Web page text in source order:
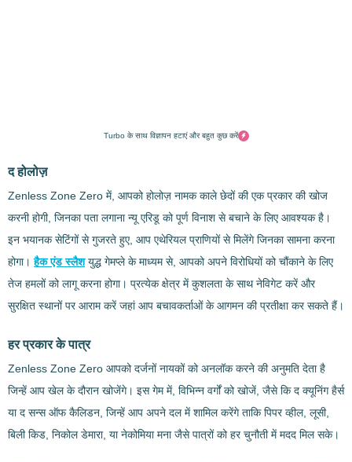
Turbo के साथ विज्ञापन हटाएं और बहुत कुछ करें
द होलोज़
Zenless Zone Zero में, आपको होलोज़ नामक काले छेदों की एक प्रकार की खोज
करनी होगी, जिनका पता लगाना न्यू एरिडू को पूर्ण विनाश से बचाने के लिए आवश्यक है।
इन भयानक सेटिंगों से गुजरते हुए, आप एथेरियल प्राणियों से मिलेंगे जिनका सामना करना
होगा।हैक एंड स्लैशयुद्ध गेमप्ले के माध्यम से, आपको अपने विरोधियों को चौंकाने के लिए
तेज हमलों को लागू करना होगा। प्रत्येक क्षेत्र में कुशलता के साथ नेविगेट करें और
सुरक्षित स्थानों पर आराम करें जहां आप बचावकर्ताओं के आगमन की प्रतीक्षा कर सकते हैं।
हर प्रकार के पात्र
Zenless Zone Zero आपको दर्जनों नायकों को अनलॉक करने की अनुमति देता है
जिन्हें आप खेल के दौरान खोजेंगे। इस गेम में, विभिन्न वर्गों को खोजें, जैसे कि द क्यूनिंग हैर्स
या द सन्स ऑफ कैलिडन, जिन्हें आप अपने दल में शामिल करेंगे ताकि पिपर व्हील, लूसी,
बिली किड, निकोल डेमारा, या नेकोमिया मना जैसे पात्रों को हर चुनौती में मदद मिल सके।